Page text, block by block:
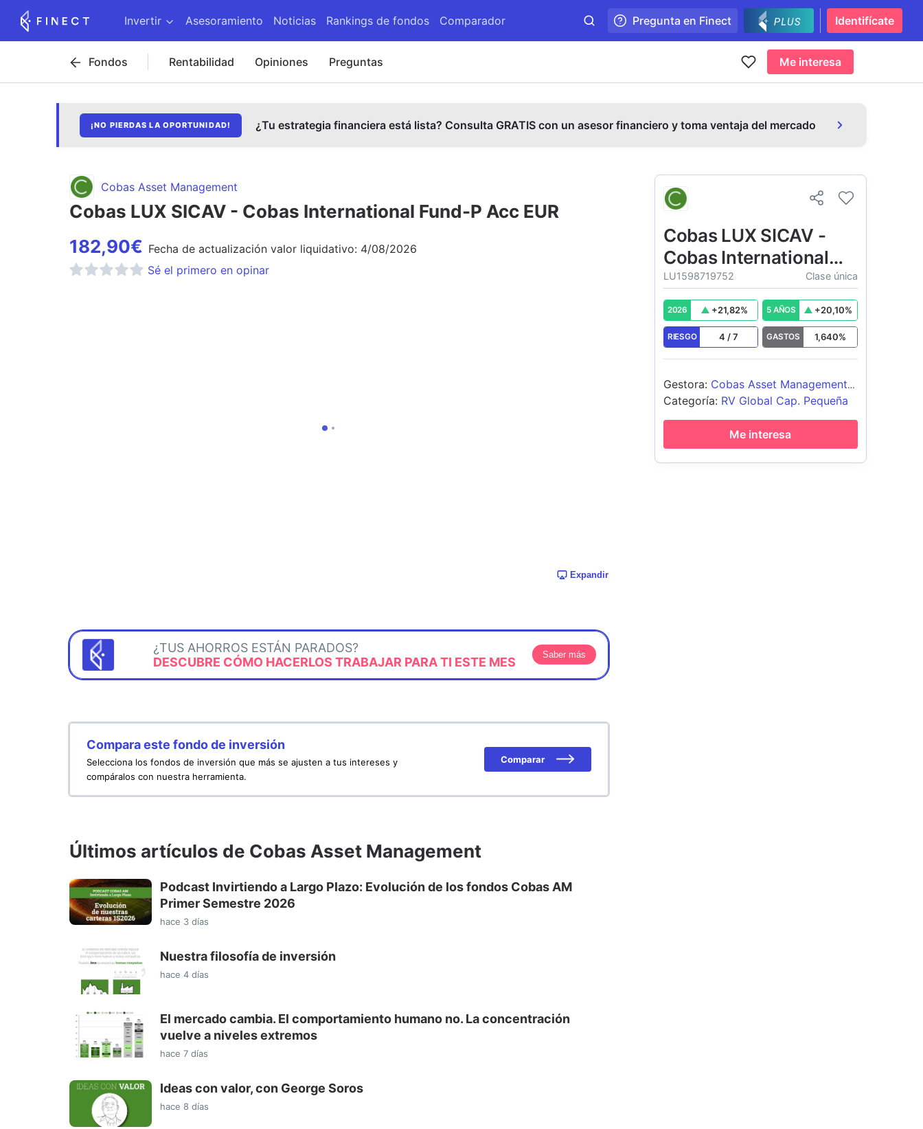
Invertir Asesoramiento Noticias Rankings de fondos Comparador Pregunta en Finect Identifícate
Fondos Rentabilidad Opiniones Preguntas Me interesa
¡NO PIERDAS LA OPORTUNIDAD! ¿Tu estrategia financiera está lista? Consulta GRATIS con un asesor financiero y toma ventaja del mercado
Cobas Asset Management
Cobas LUX SICAV - Cobas International Fund-P Acc EUR
182,90€ Fecha de actualización valor liquidativo: 4/08/2026
Sé el primero en opinar
Expandir
¿TUS AHORROS ESTÁN PARADOS?
DESCUBRE CÓMO HACERLOS TRABAJAR PARA TI ESTE MES
Saber más
Compara este fondo de inversión
Selecciona los fondos de inversión que más se ajusten a tus intereses y
compáralos con nuestra herramienta.
Comparar
Últimos artículos de Cobas Asset Management
Podcast Invirtiendo a Largo Plazo: Evolución de los fondos Cobas AM
Primer Semestre 2026
hace 3 días
Nuestra filosofía de inversión
hace 4 días
El mercado cambia. El comportamiento humano no. La concentración
vuelve a niveles extremos
hace 7 días
Ideas con valor, con George Soros
hace 8 días
Cobas LUX SICAV -
Cobas International
Fund
LU1598719752 Clase única
2026 +21,82% 5 AÑOS +20,10%
RIESGO 4 /7 GASTOS 1,640%
Gestora: Cobas Asset Management
SGIIC S.A.
Categoría: RV Global Cap. Pequeña
Me interesa